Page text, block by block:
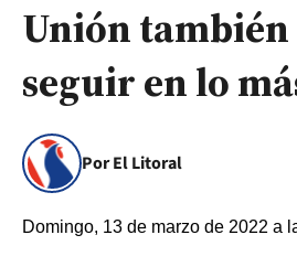
Unión
seguir en lo
Por El Litoral
Domingo, 13 de marzo de 2022 a